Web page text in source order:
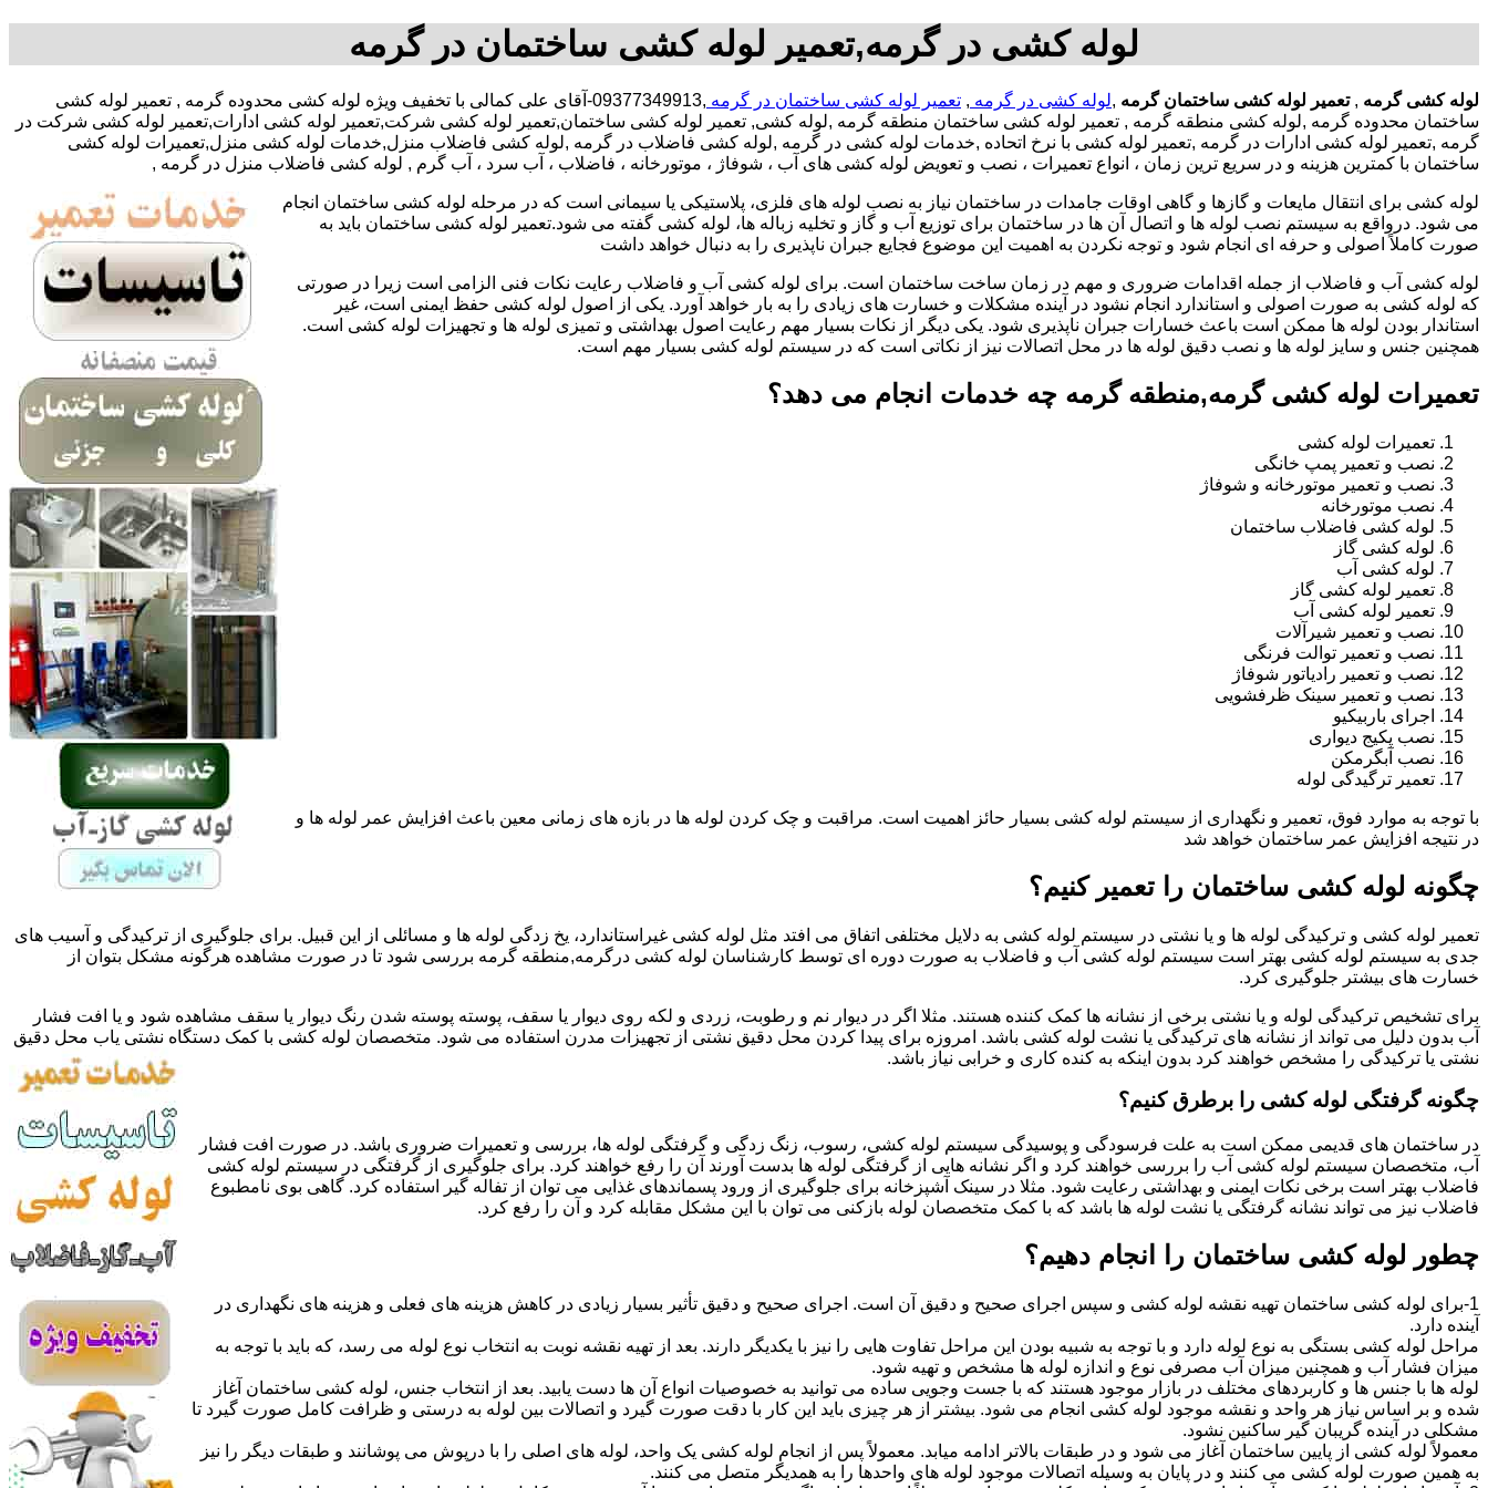
لوله کشی در گرمه,تعمیر لوله کشی ساختمان در گرمه
لوله کشی گرمه ,تعمیر لوله کشی ساختمان گرمه ,لوله کشی در گرمه , تعمیر لوله کشی ساختمان در گرمه
,09377349913-آقای علی کمالی با تخفیف ویژه لوله کشی محدوده گرمه , تعمیر لوله کشی
ساختمان محدوده گرمه ,لوله کشی منطقه گرمه , تعمیر لوله کشی ساختمان منطقه گرمه ,لوله کشی, تعمیر لوله کشی ساختمان,تعمیر لوله کشی شرکت,تعمیر لوله کشی ادارات,تعمیر لوله کشی شرکت در
گرمه ,تعمیر لوله کشی ادارات در گرمه ,تعمیر لوله کشی با نرخ اتحاده ,خدمات لوله کشی در گرمه ,لوله کشی فاضلاب در گرمه ,لوله کشی فاضلاب منزل,خدمات لوله کشی منزل,تعمیرات لوله کشی
ساختمان با کمترین هزینه و در سریع ترین زمان ، انواع تعمیرات ، نصب و تعویض لوله کشی های آب ، شوفاژ ، موتورخانه ، فاضلاب ، آب سرد ، آب گرم , لوله کشی فاضلاب منزل در گرمه ,
لوله کشی برای انتقال مایعات و گازها و گاهی اوقات جامدات در ساختمان نیاز به نصب لوله های فلزی، پلاستیکی یا سیمانی است که در مرحله لوله کشی ساختمان انجام
می شود. درواقع به سیستم نصب لوله ها و اتصال آن ها در ساختمان برای توزیع آب و گاز و تخلیه زباله ها، لوله کشی گفته می شود.تعمیر لوله کشی ساختمان باید به
صورت کاملاً اصولی و حرفه ای انجام شود و توجه نکردن به اهمیت این موضوع فجایع جبران ناپذیری را به دنبال خواهد داشت
لوله کشی آب و فاضلاب از جمله اقدامات ضروری و مهم در زمان ساخت ساختمان است. برای لوله کشی آب و فاضلاب رعایت نکات فنی الزامی است زیرا در صورتی
که لوله کشی به صورت اصولی و استاندارد انجام نشود در آینده مشکلات و خسارت های زیادی را به بار خواهد آورد. یکی از اصول لوله کشی حفظ ایمنی است، غیر
استاندار بودن لوله ها ممکن است باعث خسارات جبران ناپذیری شود. یکی دیگر از نکات بسیار مهم رعایت اصول بهداشتی و تمیزی لوله ها و تجهیزات لوله کشی است.
همچنین جنس و سایز لوله ها و نصب دقیق لوله ها در محل اتصالات نیز از نکاتی است که در سیستم لوله کشی بسیار مهم است.
تعمیرات لوله کشی گرمه,منطقه گرمه چه خدمات انجام می دهد؟
تعمیرات لوله کشی
نصب و تعمیر پمپ خانگی
نصب و تعمیر موتورخانه و شوفاژ
نصب موتورخانه
لوله کشی فاضلاب ساختمان
لوله کشی گاز
لوله کشی آب
تعمیر لوله کشی گاز
تعمیر لوله کشی آب
نصب و تعمیر شیرآلات
نصب و تعمیر توالت فرنگی
نصب و تعمیر رادیاتور شوفاژ
نصب و تعمیر سینک ظرفشویی
اجرای باربیکیو
نصب پکیج دیواری
نصب آبگرمکن
تعمیر ترگیدگی لوله
با توجه به موارد فوق، تعمیر و نگهداری از سیستم لوله کشی بسیار حائز اهمیت است. مراقبت و چک کردن لوله ها در بازه های زمانی معین باعث افزایش عمر لوله ها و
در نتیجه افزایش عمر ساختمان خواهد شد
چگونه لوله کشی ساختمان را تعمیر کنیم؟
تعمیر لوله کشی و ترکیدگی لوله ها و یا نشتی در سیستم لوله کشی به دلایل مختلفی اتفاق می افتد مثل لوله کشی غیراستاندارد، یخ زدگی لوله ها و مسائلی از این قبیل. برای جلوگیری از ترکیدگی و آسیب های
جدی به سیستم لوله کشی بهتر است سیستم لوله کشی آب و فاضلاب به صورت دوره ای توسط کارشناسان لوله کشی درگرمه,منطقه گرمه بررسی شود تا در صورت مشاهده هرگونه مشکل بتوان از
خسارت های بیشتر جلوگیری کرد.
برای تشخیص ترکیدگی لوله و یا نشتی برخی از نشانه ها کمک کننده هستند. مثلا اگر در دیوار نم و رطوبت، زردی و لکه روی دیوار یا سقف، پوسته پوسته شدن رنگ دیوار یا سقف مشاهده شود و یا افت فشار
آب بدون دلیل می تواند از نشانه های ترکیدگی یا نشت لوله کشی باشد. امروزه برای پیدا کردن محل دقیق نشتی از تجهیزات مدرن استفاده می شود. متخصصان لوله کشی با کمک دستگاه نشتی یاب محل دقیق
نشتی یا ترکیدگی را مشخص خواهند کرد بدون اینکه به کنده کاری و خرابی نیاز باشد.
چگونه گرفتگی لوله کشی را برطرق کنیم؟
در ساختمان های قدیمی ممکن است به علت فرسودگی و پوسیدگی سیستم لوله کشی، رسوب، زنگ زدگی و گرفتگی لوله ها، بررسی و تعمیرات ضروری باشد. در صورت افت فشار
آب، متخصصان سیستم لوله کشی آب را بررسی خواهند کرد و اگر نشانه هایی از گرفتگی لوله ها بدست آورند آن را رفع خواهند کرد. برای جلوگیری از گرفتگی در سیستم لوله کشی
فاضلاب بهتر است برخی نکات ایمنی و بهداشتی رعایت شود. مثلا در سینک آشپزخانه برای جلوگیری از ورود پسماندهای غذایی می توان از تفاله گیر استفاده کرد. گاهی بوی نامطبوع
فاضلاب نیز می تواند نشانه گرفتگی یا نشت لوله ها باشد که با کمک متخصصان لوله بازکنی می توان با این مشکل مقابله کرد و آن را رفع کرد.
چطور لوله کشی ساختمان را انجام دهیم؟
1-برای لوله کشی ساختمان تهیه نقشه لوله کشی و سپس اجرای صحیح و دقیق آن است. اجرای صحیح و دقیق تأثیر بسیار زیادی در کاهش هزینه های فعلی و هزینه های نگهداری در
آینده دارد.
مراحل لوله کشی بستگی به نوع لوله دارد و با توجه به شبیه بودن این مراحل تفاوت هایی را نیز با یکدیگر دارند. بعد از تهیه نقشه نوبت به انتخاب نوع لوله می رسد، که باید با توجه به
میزان فشار آب و همچنین میزان آب مصرفی نوع و اندازه لوله ها مشخص و تهیه شود.
لوله ها با جنس ها و کاربردهای مختلف در بازار موجود هستند که با جست وجویی ساده می توانید به خصوصیات انواع آن ها دست یابید. بعد از انتخاب جنس، لوله کشی ساختمان آغاز
شده و بر اساس نیاز هر واحد و نقشه موجود لوله کشی انجام می شود. بیشتر از هر چیزی باید این کار با دقت صورت گیرد و اتصالات بین لوله به درستی و ظرافت کامل صورت گیرد تا
مشکلی در آینده گریبان گیر ساکنین نشود.
معمولاً لوله کشی از پایین ساختمان آغاز می شود و در طبقات بالاتر ادامه میابد. معمولاً پس از انجام لوله کشی یک واحد، لوله های اصلی را با درپوش می پوشانند و طبقات دیگر را نیز
به همین صورت لوله کشی می کنند و در پایان به وسیله اتصالات موجود لوله های واحدها را به همدیگر متصل می کنند.